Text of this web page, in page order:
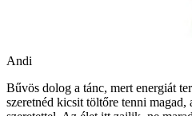
Andi
Bűvös dolog a tánc, mert energiát
szeretnéd kicsit töltőre tenni